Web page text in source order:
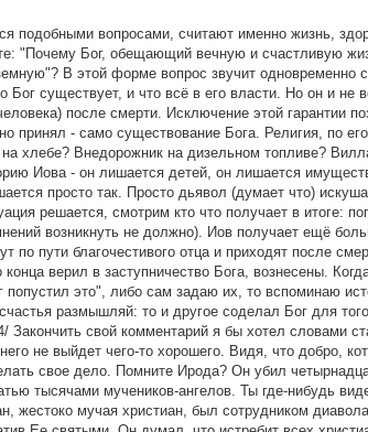
подобными вопросами, считают именно жизнь,
"Почему Бог, обещающий вечную и счастливую
В этой форме вопрос звучит одновременно
Бог существует, и что всё в его власти. Но он и не
после смерти. Исключение этой гарантии
принял - само существование Бога. Религия, по
хлебе? Внедорожник на дизельном топливе?
Иова - он лишается детей, он лишается
просто так. Просто дьявол (думает что)
решается, смотрим кто что получает в итоге:
возникнуть не должно). Иов получает ещё
по пути благочестивого отца и приходят после
верил в заступничество Бога, вознесены.
попустил это", либо сам задаю их, то вспоминаю
размышляй: то и другое соделал Бог для
Закончить свой комментарий я бы хотел словами
не выйдет чего-то хорошего. Видя, что добро,
свое дело. Помните Ирода? Он убил
тысячами мучеников-ангелов. Ты где-нибудь
жестоко мучая христиан, был сотрудником